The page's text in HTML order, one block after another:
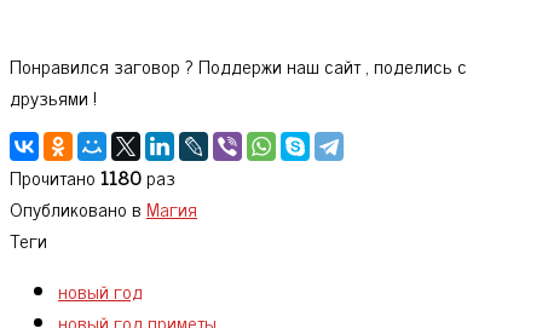
Понравился заговор ? Поддержи наш сайт , поделись с
друзьями !
Прочитано1180раз
Опубликовано вМагия
Теги
новый год